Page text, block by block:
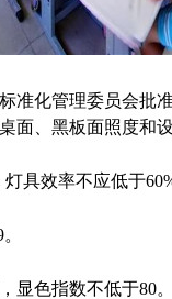
准化管理委员会批
面、黑板面照度和
灯具效率不应低于
显色指数不低于80。